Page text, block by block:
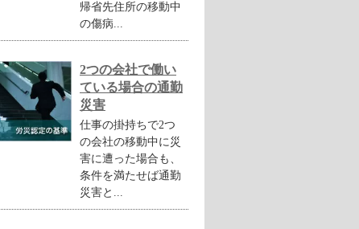
帰省先住所の移動中
の傷病...
2つの会社で働い
ている場合の通勤
災害
仕事の掛持ちで2つ
の会社の移動中に災
害に遭った場合も、
条件を満たせば通勤
災害と...